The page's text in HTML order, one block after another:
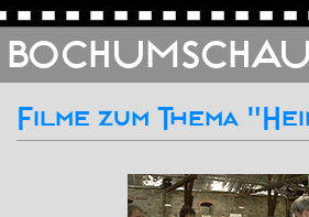
BOCHUMSCHAU
Filme zum Thema